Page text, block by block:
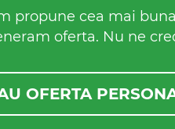
propune cea mai
oferta. Nu ne
OFERTA